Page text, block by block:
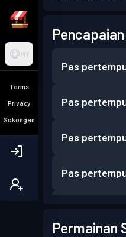
MY
Terms
Privacy
Sokongan
Pas
Pas
Pas
Pas
Permainan